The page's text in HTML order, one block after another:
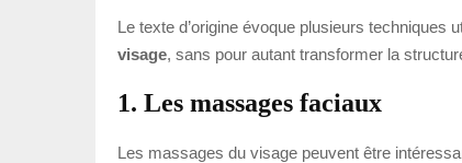
Le texte d’origine évoque plusieurs techniques
visage, sans pour autant transformer la
1. Les massages faciaux
Les massages du visage peuvent être